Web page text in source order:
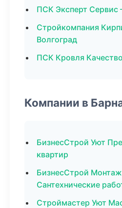
ПСК Эксперт Сервис
Стройкомпания
Волгоград
ПСК Кровля
Компании в
БизнесСтрой Уют
квартир
БизнесСтрой
Сантехнические
Строймастер Уют